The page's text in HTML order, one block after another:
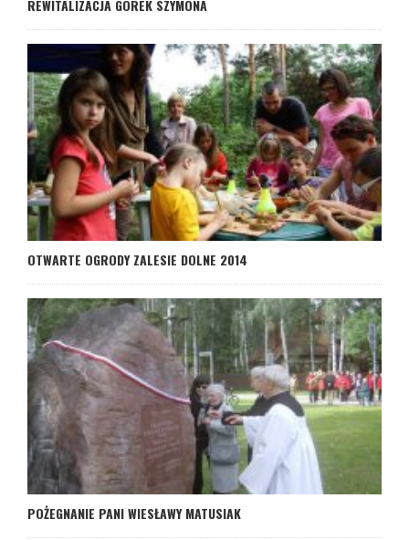
REWITALIZACJA GÓREK SZYMONA
OTWARTE OGRODY ZALESIE DOLNE 2014
POŻEGNANIE PANI WIESŁAWY MATUSIAK